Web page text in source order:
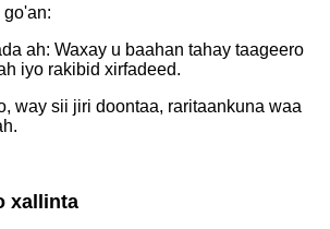
go'an:
ah: Waxay u baahan tahay taageero
iyo rakibid xirfadeed.
way sii jiri doontaa, raritaankuna waa
xallinta